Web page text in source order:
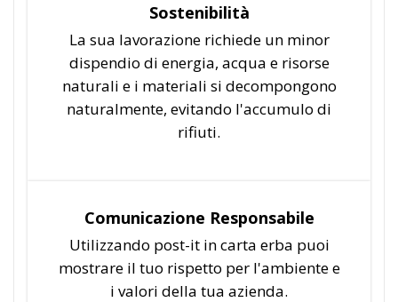
Sostenibilità
La sua lavorazione richiede un minor
dispendio di energia, acqua e risorse
naturali e i materiali si decompongono
naturalmente, evitando l'accumulo di
rifiuti.
Comunicazione Responsabile
Utilizzando post-it in carta erba puoi
mostrare il tuo rispetto per l'ambiente e
i valori della tua azienda.